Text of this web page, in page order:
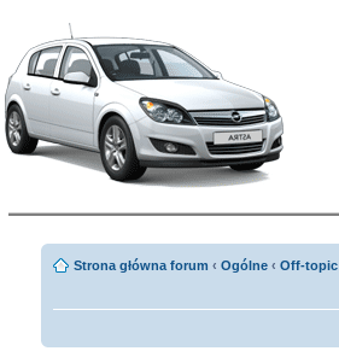
Strona główna forum ‹ Ogólne ‹ Off-topic